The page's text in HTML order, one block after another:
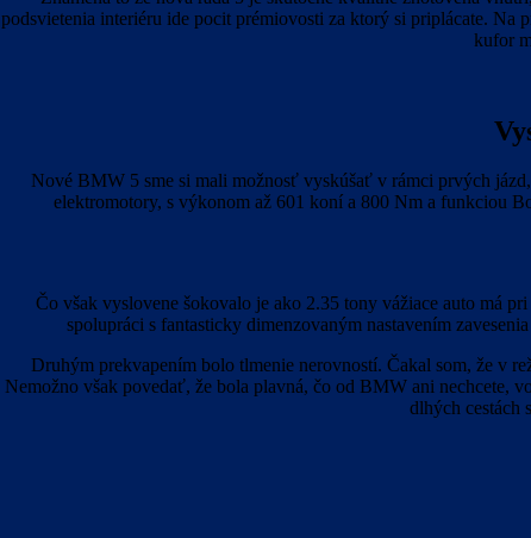
podsvietenia interiéru ide pocit prémiovosti za ktorý si priplácate. Na
kufor
Nové BMW 5 sme si mali možnosť vyskúšať v rámci prvých
elektromotory, s výkonom až 601 koní a 800 Nm a funkciou
Čo však vyslovene šokovalo je ako 2.35 tony vážiace auto má
spolupráci s fantasticky dimenzovaným nastavením
Druhým prekvapením bolo tlmenie nerovností. Čakal som, že v
Nemožno však povedať, že bola plavná, čo od BMW ani nechcete,
dlhých cestách